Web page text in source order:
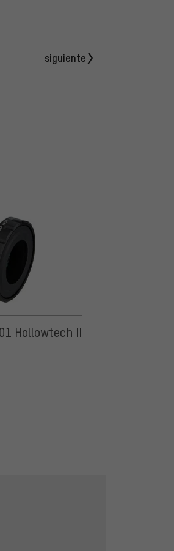
siguiente
en 9 reseñas
Hollowtech II